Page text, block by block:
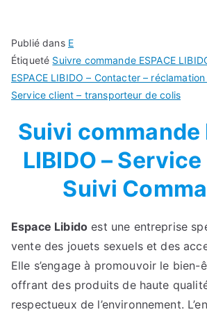
Publié dans E
Étiqueté Suivre commande ESPACE
ESPACE LIBIDO – Contacter –
Service client – transporteur de colis
Suivi commande
LIBIDO –
Suivi
Espace Libido est une entreprise
vente des jouets sexuels et des
Elle s’engage à promouvoir le bien-
offrant des produits de haute
respectueux de l’environnement.